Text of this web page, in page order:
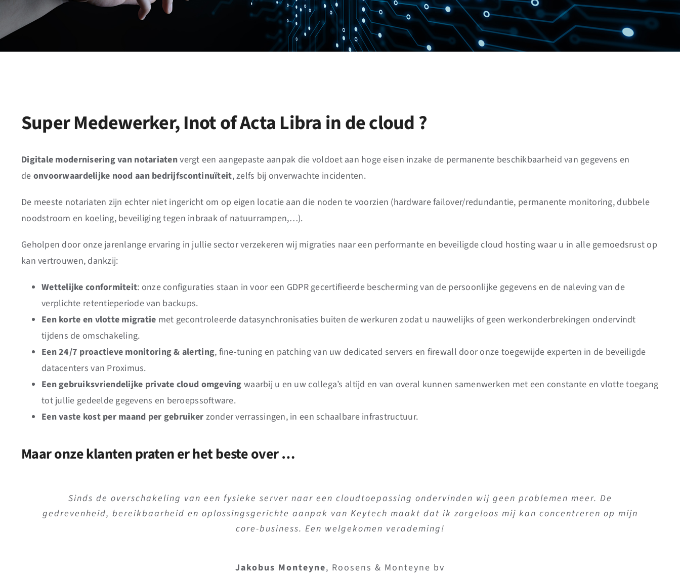
Super Medewerker, Inot of Acta Libra in de cloud ?
Digitale modernisering van notariatenvergt een aangepaste aanpak die voldoet aan hoge eisen inzake de permanente beschikbaarheid van gegevens en
de onvoorwaardelijke nood aan bedrijfscontinuïteit, zelfs bij onverwachte incidenten.
De meeste notariaten zijn echter niet ingericht om op eigen locatie aan die noden te voorzien (hardware failover/redundantie, permanente monitoring, dubbele
noodstroom en koeling, beveiliging tegen inbraak of natuurrampen,…).
Geholpen door onze jarenlange ervaring in jullie sector verzekeren wij migraties naar een performante en beveiligde cloud hosting waar u in alle gemoedsrust op
kan vertrouwen, dankzij:
Wettelijke conformiteit: onze configuraties staan in voor een GDPR gecertifieerde bescherming van de persoonlijke gegevens en de naleving van de
verplichte retentieperiode van backups.
Een korte en vlotte migratie met gecontroleerde datasynchronisaties buiten de werkuren zodat u nauwelijks of geen werkonderbrekingen ondervindt
tijdens de omschakeling.
Een 24/7 proactieve monitoring & alerting, fine-tuning en patching van uw dedicated servers en firewall door onze toegewijde experten in de beveiligde
datacenters van Proximus.
Een gebruiksvriendelijke private cloud omgeving waarbij u en uw collega’s altijd en van overal kunnen samenwerken met een constante en vlotte toegang
tot jullie gedeelde gegevens en beroepssoftware.
Een vaste kost per maand per gebruiker zonder verrassingen, in een schaalbare infrastructuur.
Maar onze klanten praten er het beste over …
Sinds de overschakeling van een fysieke server naar een cloudtoepassing ondervinden wij geen problemen meer. De
gedrevenheid, bereikbaarheid en oplossingsgerichte aanpak van Keytech maakt dat ik zorgeloos mij kan concentreren op mijn
core-business. Een welgekomen verademing!
Jakobus Monteyne, Roosens & Monteyne bv
KeyTech zorgde voor een vlotte migratie van onze cloud-toepassing, zonder nadelige interferentie. Er is op elk ogenblik, al dan
niet tijdens kantooruren, tijd voor vragen. Hulp en bijstand zijn prompt en probleemoplossend. Zeer tevreden dus.